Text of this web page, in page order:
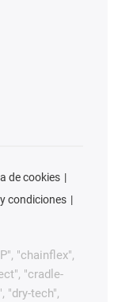
de cookies
condiciones
"chainflex",
"cradle-
"dry-tech",